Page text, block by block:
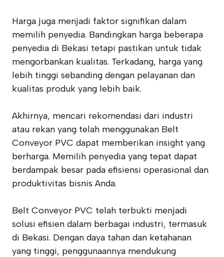
Harga juga menjadi faktor signifikan dalam
memilih penyedia. Bandingkan harga beberapa
penyedia di Bekasi tetapi pastikan untuk tidak
mengorbankan kualitas. Terkadang, harga yang
lebih tinggi sebanding dengan pelayanan dan
kualitas produk yang lebih baik.
Akhirnya, mencari rekomendasi dari industri
atau rekan yang telah menggunakan Belt
Conveyor PVC dapat memberikan insight yang
berharga. Memilih penyedia yang tepat dapat
berdampak besar pada efisiensi operasional dan
produktivitas bisnis Anda.
Belt Conveyor PVC telah terbukti menjadi
solusi efisien dalam berbagai industri, termasuk
di Bekasi. Dengan daya tahan dan ketahanan
yang tinggi, penggunaannya mendukung